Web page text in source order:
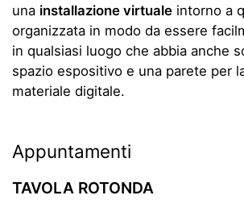
una installazione virtuale intorno a
organizzata in modo da essere
in qualsiasi luogo che abbia anche
spazio espositivo e una parete per
materiale digitale.
Appuntamenti
TAVOLA ROTONDA